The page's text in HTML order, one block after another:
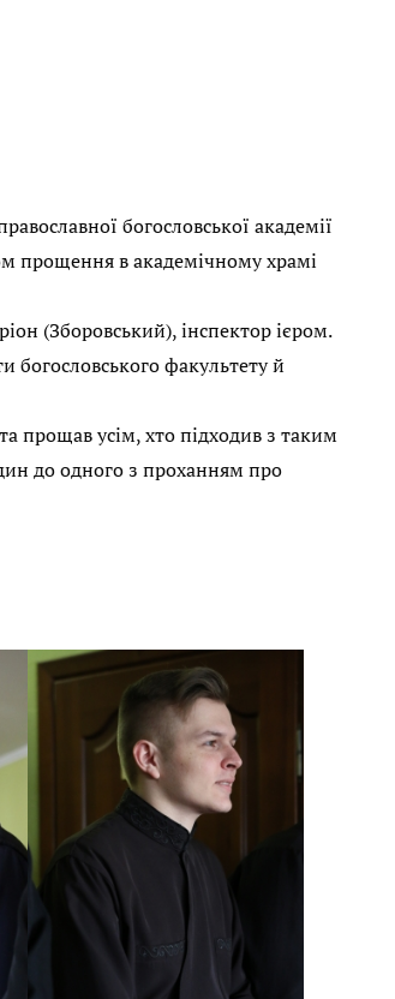
богословської академії
прощення в академічному храмі
(Зборовський), інспектор ієром.
факультету й
прощав усім, хто підходив з таким
до одного з проханням про